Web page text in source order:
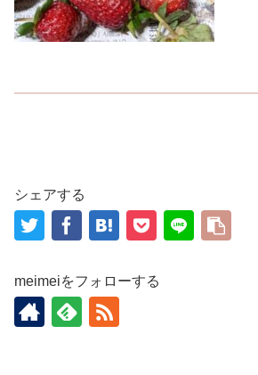
シェアする
meimeiをフォローする